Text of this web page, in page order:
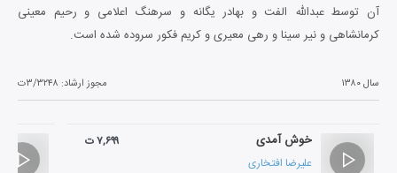
آن توسط عبدالله الفت و بهادر یگانه و سرهنگ اعلامی و رحیم معینی
کرمانشاهی و نیر سینا و رهی معیری و کریم فکور سروده شده است.
سال ۱۳۸۰ مجوز ارشاد: ۳/۳۲۴۸ت
خوش آمدی
علیرضا افتخاری
۷,۶۹۹ ت